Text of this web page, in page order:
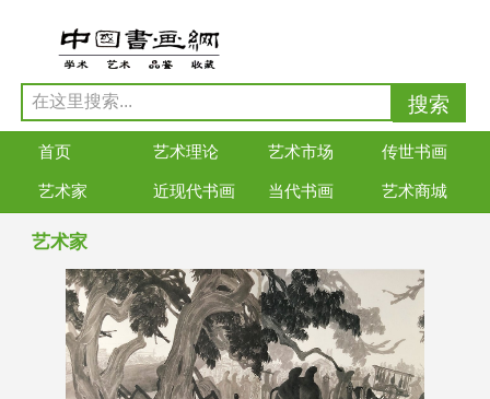
首页 艺术理论 艺术市场 传世书画
艺术家 近现代书画 当代书画 艺术商城
艺术家